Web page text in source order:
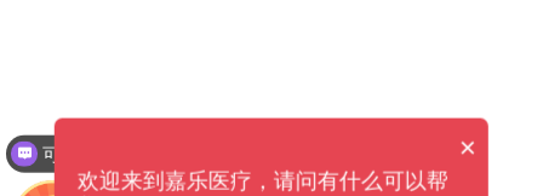
×
欢迎来到嘉乐医疗，请问有什么可以帮